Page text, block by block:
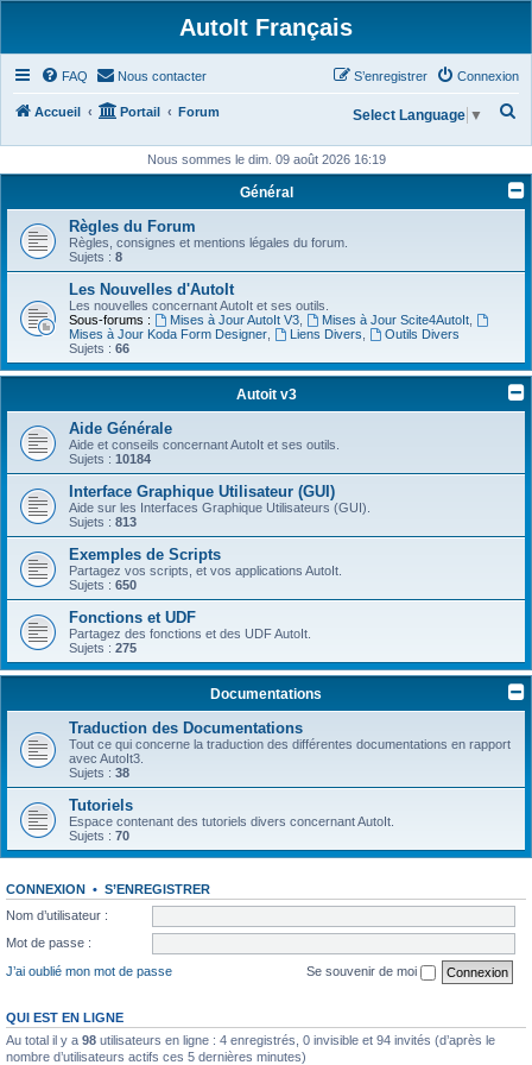
AutoIt Français
FAQ Nous contacter Connexion
S’enregistrer
Accueil Portail Forum
h
r
Select Language ▼
Nous sommes le dim. 09 août 2026 16:19
Général
Règles du Forum
Règles, consignes et mentions légales du forum.
Sujets : 8
Les Nouvelles d'AutoIt
Les nouvelles concernant AutoIt et ses outils.
Sous-forums :
Mises à Jour AutoIt V3, Mises à Jour Scite4AutoIt,
Mises à Jour Koda Form Designer
Liens Divers
Outils Divers
Sujets : 66
Autoit v3
Aide Générale
Aide et conseils concernant AutoIt et ses outils.
Sujets : 10184
Interface Graphique Utilisateur (GUI)
Aide sur les Interfaces Graphique Utilisateurs (GUI).
Sujets : 813
Exemples de Scripts
Partagez vos scripts, et vos applications AutoIt.
Sujets : 650
Fonctions et UDF
Partagez des fonctions et des UDF AutoIt.
Sujets : 275
Documentations
Traduction des Documentations
Tout ce qui concerne la traduction des différentes documentations en rapport
avec AutoIt3.
Sujets : 38
Tutoriels
Espace contenant des tutoriels divers concernant AutoIt.
Sujets : 70
CONNEXION • S’ENREGISTRER
Nom d’utilisateur :
Mot de passe :
J’ai oublié mon mot de passe
Se souvenir de moi
QUI EST EN LIGNE
Au total il y a 98 utilisateurs en ligne : 4 enregistrés, 0 invisible et 94 invités (d’après le
nombre d’utilisateurs actifs ces 5 dernières minutes)